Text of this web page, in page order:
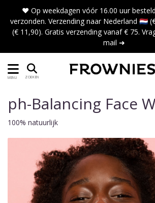
❤️ Op weekdagen vóór 16.00 uur
verzonden. Verzending naar Nederland 🇳🇱
(€ 11,90). Gratis verzending vanaf € 75.
mail ➜
MENU ZOEKEN
ph-Balancing Face
100% natuurlijk